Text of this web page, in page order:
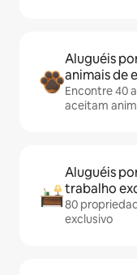
Aluguéis
animais de
Encontre 40
aceitam
Aluguéis
trabalho
80
exclusivo